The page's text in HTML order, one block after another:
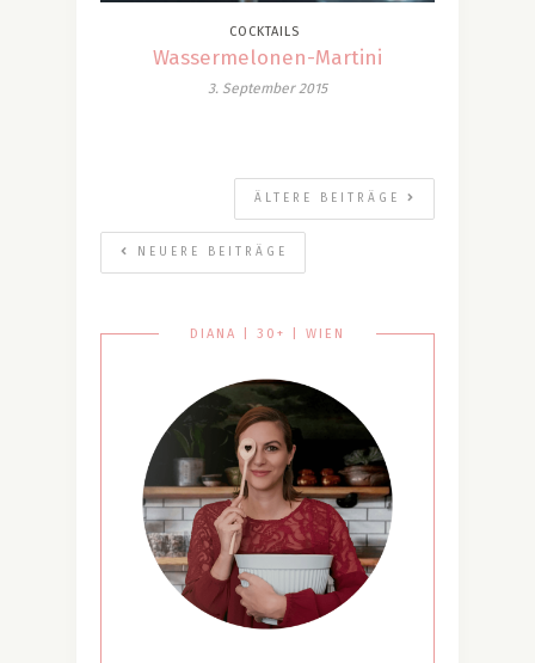
COCKTAILS
Wassermelonen-Martini
3. September 2015
ÄLTERE BEITRÄGE
NEUERE BEITRÄGE
DIANA | 30+ | WIEN